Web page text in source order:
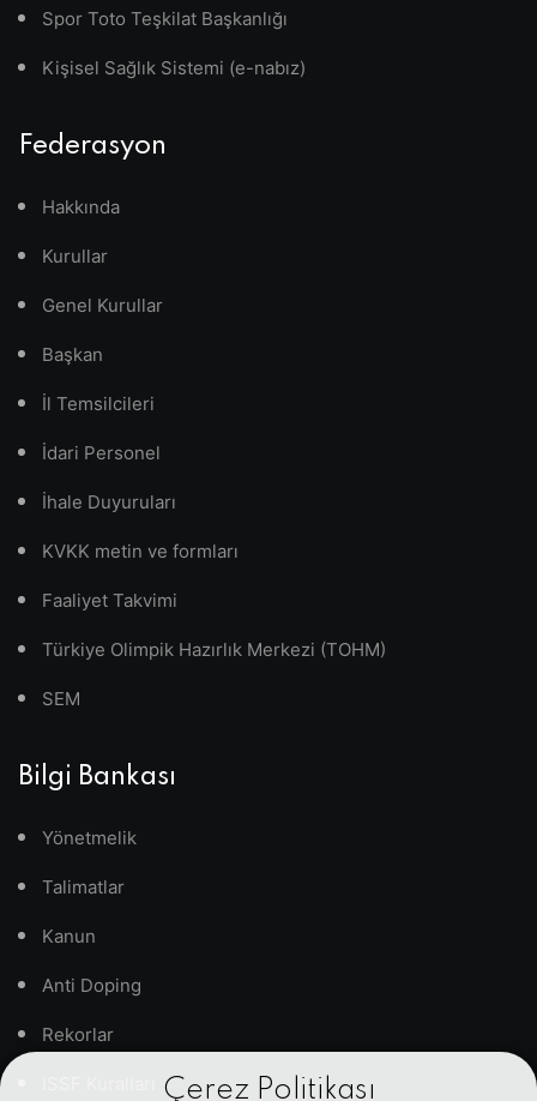
Çerez Politikası
Spor Toto Teşkilat Başkanlığı
Kişisel Sağlık Sistemi (e-nabız)
Federasyon
Hakkında
Kurullar
Genel Kurullar
Başkan
İl Temsilcileri
İdari Personel
İhale Duyuruları
KVKK metin ve formları
Faaliyet Takvimi
Türkiye Olimpik Hazırlık Merkezi (TOHM)
SEM
Bilgi Bankası
Yönetmelik
Talimatlar
Kanun
Anti Doping
Rekorlar